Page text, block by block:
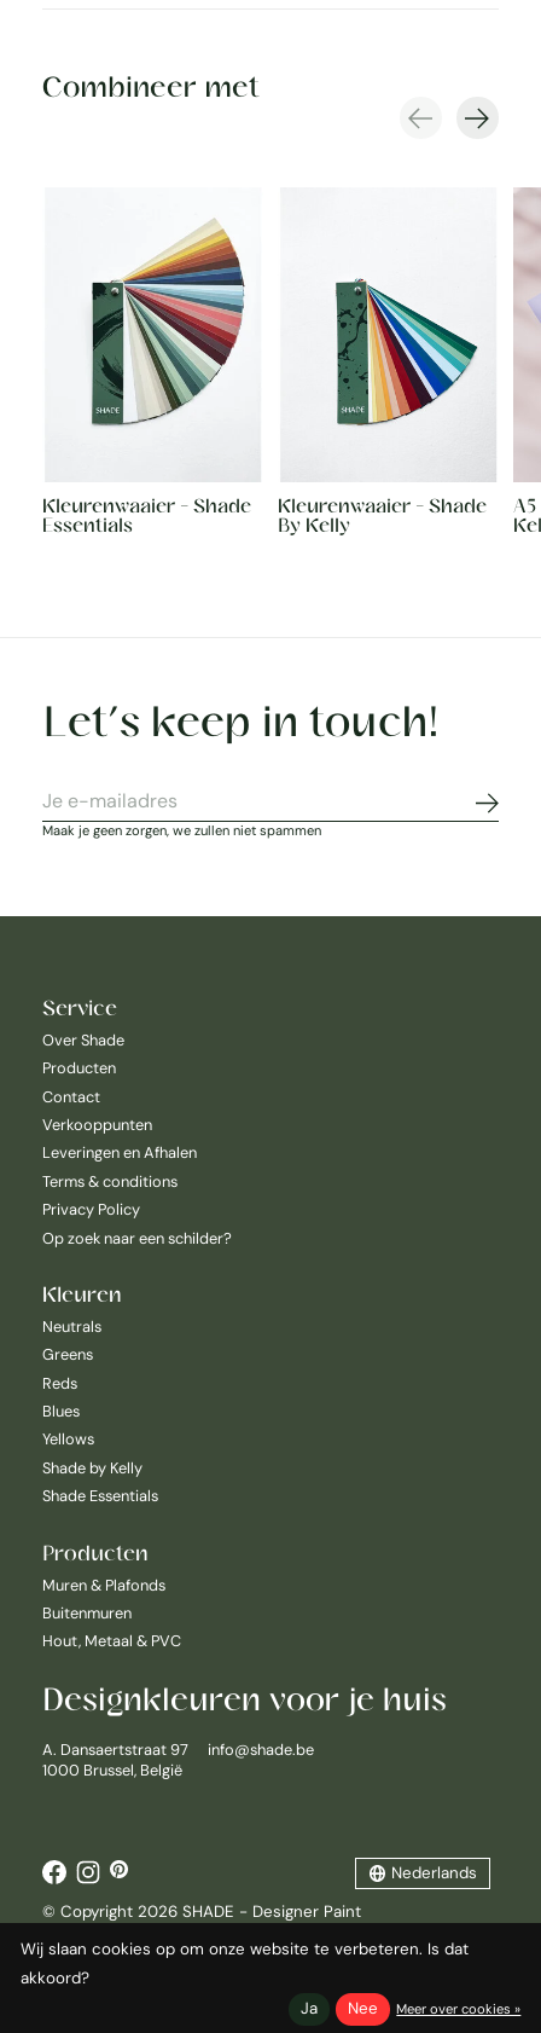
Combineer met
Kleurenwaaier - Shade
Essentials
Kleurenwaaier - Shade
By Kelly
Let’s keep in touch!
Maak je geen zorgen, we zullen niet spammen
Service
Over Shade
Producten
Contact
Verkooppunten
Leveringen en Afhalen
Terms & conditions
Privacy Policy
Op zoek naar een schilder?
Kleuren
Neutrals
Greens
Reds
Blues
Yellows
Shade by Kelly
Shade Essentials
Producten
Muren & Plafonds
Buitenmuren
Hout, Metaal & PVC
Designkleuren voor je huis
A. Dansaertstraat 97
1000 Brussel, België
info@shade.be
© Copyright 2026 SHADE - Designer Paint
Nederlands
Wij slaan cookies op om onze website te verbeteren. Is dat
akkoord?
Ja
Nee Meer over cookies »